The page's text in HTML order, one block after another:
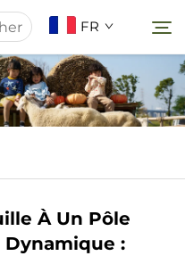
FR
À Un Pôle
: